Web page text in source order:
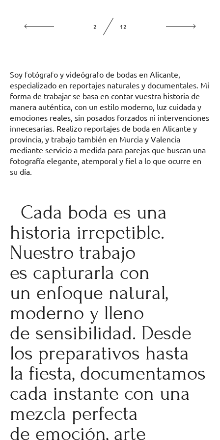
2 12
Soy fotógrafo y videógrafo de bodas en Alicante,
especializado en reportajes naturales y documentales. Mi
forma de trabajar se basa en contar vuestra historia de
manera auténtica, con un estilo moderno, luz cuidada y
emociones reales, sin posados forzados ni intervenciones
innecesarias. Realizo reportajes de boda en Alicante y
provincia, y trabajo también en Murcia y Valencia
mediante servicio a medida para parejas que buscan una
fotografía elegante, atemporal y fiel a lo que ocurre en
su día.
Cada boda es una
historia irrepetible.
Nuestro trabajo
es capturarla con
un enfoque natural,
moderno y lleno
de sensibilidad. Desde
los preparativos hasta
la fiesta, documentamos
cada instante con una
mezcla perfecta
de emoción, arte